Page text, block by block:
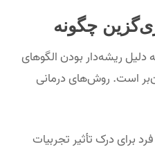
چگونه
ریشه‌دار بودن الگوهای
است. روش‌های درمانی
برای درک تأثیر تجربیات